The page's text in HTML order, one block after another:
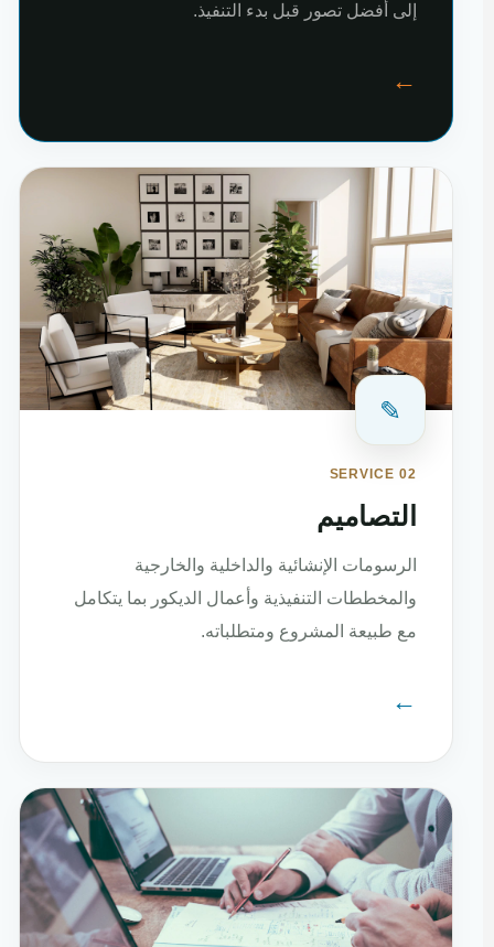
إلى أفضل تصور قبل بدء التنفيذ.
←
✎
SERVICE 02
التصاميم
الرسومات الإنشائية والداخلية والخارجية
والمخططات التنفيذية وأعمال الديكور بما يتكامل
مع طبيعة المشروع ومتطلباته.
←